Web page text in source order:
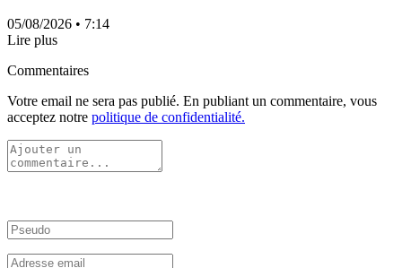
05/08/2026 • 7:14
Lire plus
Commentaires
Votre email ne sera pas publié. En publiant un commentaire, vous
acceptez notre politique de confidentialité.